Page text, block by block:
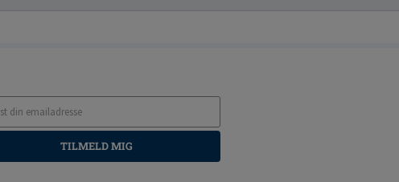
TILMELD MIG